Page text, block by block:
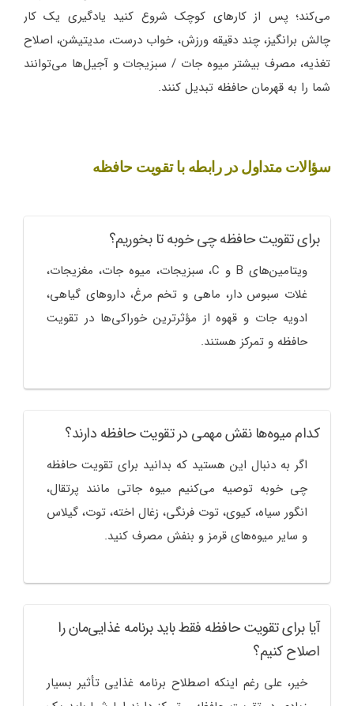
می‌کند؛ پس از کارهای کوچک شروع کنید یادگیری یک کار
چالش برانگیز، چند دقیقه ورزش، خواب درست، مدیتیشن، اصلاح
تغذیه، مصرف بیشتر میوه جات / سبزیجات و آجیل‌ها می‌توانند
شما را به قهرمان حافظه تبدیل کنند.
سؤالات متداول در رابطه با تقویت حافظه
برای تقویت حافظه چی خوبه تا بخوریم؟
ویتامین‌های B و C، سبزیجات، میوه جات، مغزیجات،
غلات سبوس دار، ماهی و تخم مرغ، داروهای گیاهی،
ادویه جات و قهوه از مؤثرترین خوراکی‌ها در تقویت
حافظه و تمرکز هستند.
کدام میوه‌ها نقش مهمی در تقویت حافظه دارند؟
اگر به دنبال این هستید که بدانید برای تقویت حافظه
چی خوبه توصیه می‌کنیم میوه جاتی مانند پرتقال،
انگور سیاه، کیوی، توت فرنگی، زغال اخته، توت، گیلاس
و سایر میوه‌های قرمز و بنفش مصرف کنید.
آیا برای تقویت حافظه فقط باید برنامه غذایی‌مان را
اصلاح کنیم؟
خیر، علی رغم اینکه اصطلاح برنامه غذایی تأثیر بسیار